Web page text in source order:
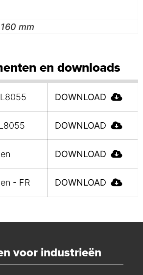
mm
en downloads
DOWNLOAD
DOWNLOAD
DOWNLOAD
- FR DOWNLOAD
voor industrieën